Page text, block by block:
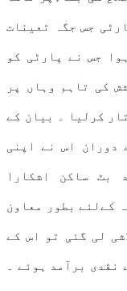
جس جگہ تعینات
جس نے پارٹی کو
کی تاہم وہاں پر
کرلیا ۔ بیان کے
دوران اس نے اپنی
بٹ ساکن اشکارا
کےلئے بطور معاون
لی گئی تو اس کے
اور 40ہزا ر روپے نقدی برآمد ہوئے ۔